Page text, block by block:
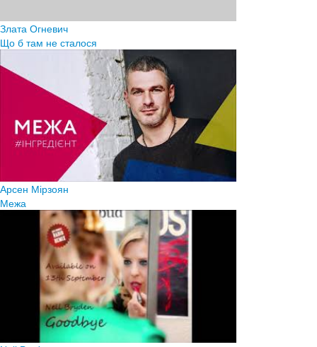
Злата Огневич
Що б там не сталося
Арсен Мірзоян
Межа